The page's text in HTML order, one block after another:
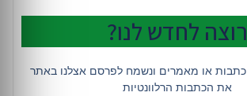
רוצה לחדש לנו?
כתבות או מאמרים ונשמח לפרסם אצלנו באתר
את הכתבות הרלוונטיות